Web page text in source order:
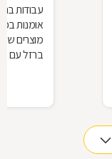
עבודות
אומנות
מוצרים
ברזל עם